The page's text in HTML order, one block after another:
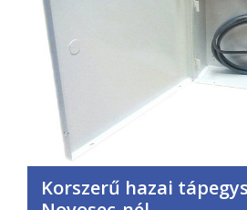
Korszerű hazai